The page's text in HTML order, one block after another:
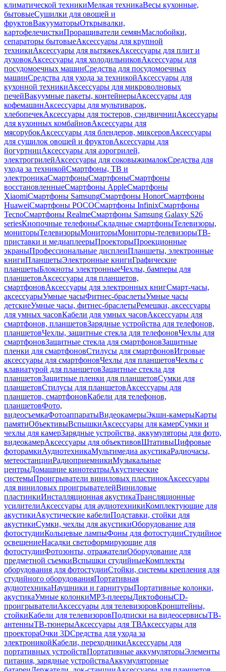
климатической техникиМелкая техникаВесы кухонные,
бытовыеСушилки для овощей и
фруктовВакууматорыОткрывалки,
картофелечисткиПроращиватели семянМаслобойки,
сепараторы бытовыеАксессуары для крупной
техникиАксессуары для вытяжекАксессуары для плит и
духовокАксессуары для холодильниковАксессуары для
посудомоечных машинСредства для посудомоечных
машинСредства для ухода за техникойАксессуары для
кухонной техникиАксессуары для микроволновых
печейВакуумные пакеты, контейнерыАксессуары для
кофемашинАксессуары для мультиварок,
хлебопечекАксессуары для тостеров, сэндвичницАксессуары
для кухонных комбайновАксессуары для
мясорубокАксессуары для блендеров, миксеровАксессуары
для сушилок овощей и фруктовАксессуары для
йогуртницАксессуары для аэрогрилей,
электрогрилейАксессуары для соковыжималокСредства для
ухода за техникойСмартфоны, ТВ и
электроникаСмартфоныСмартфоныСмартфоны
восстановленныеСмартфоны AppleСмартфоны
XiaomiСмартфоны SamsungСмартфоны HonorСмартфоны
HuaweiСмартфоны POCOСмартфоны InfinixСмартфоны
TecnoСмартфоны RealmeСмартфоны Samsung Galaxy S26
seriesКнопочные телефоныСкладные смартфоныТелевизоры,
мониторыТелевизорыМониторыМониторы-телевизорыТВ-
приставки и медиаплеерыПроекторыПроекционные
экраныПрофессиональные дисплеиПланшеты, электронные
книгиПланшетыЭлектронные книгиГрафические
планшетыБлокноты электронныеЧехлы, бамперы для
планшетовАксессуары для планшетов,
смартфоновАксессуары для электронных книгСмарт-часы,
аксессуарыУмные часыФитнес-браслетыУмные часы
детскиеУмные часы, фитнес-браслетыРемешки, аксессуары
для умных часовКабели для умных часовАксессуары для
смартфонов, планшетовЗарядные устройства для телефонов,
планшетовЧехлы, защитные стекла для телефоновЧехлы для
смартфоновЗащитные стекла для смартфоновЗащитные
пленки для смартфоновСтилусы для смартфоновИгровые
аксессуары для смартфоновЧехлы для планшетовЧехлы с
клавиатурой для планшетовЗащитные стекла для
планшетовЗащитные пленки для планшетовСумки для
планшетовСтилусы для планшетовАксессуары для
планшетов, смартфоновКабели для телефонов,
планшетовФото,
видеосъемкаФотоаппаратыВидеокамерыЭкшн-камерыКарты
памятиОбъективыВспышкиАксессуары для камерСумки и
чехлы для камерЗарядные устройства, аккумуляторы для фото,
видеокамерАксессуары для объективовШтативыЦифровые
фоторамкиАудиотехникаМультимедиа акустикаРадиочасы,
метеостанцииРадиоприемникиМузыкальные
центрыДомашние кинотеатрыАкустические
системыПроигрыватели виниловых пластинокАксессуары
для виниловых проигрывателейВиниловые
пластинкиИнсталляционная акустикаТрансляционные
усилителиАксессуары для аудиотехникиКомплектующие для
акустикиАкустические кабелиПодставки, стойки для
акустикиСумки, чехлы для акустикиОборудование для
фотостудииКольцевые лампыФоны для фотостудииСтудийное
освещениеНасадки светоформирующие для
фотостудииФотозонты, отражателиОборудование для
предметной съемкиВспышки студийныеКомплекты
оборудования для фотостудииСтойки, системы крепления для
студийного оборудованияПортативная
аудиотехникаНаушники и гарнитурыПортативные колонки,
акустикаУмные колонкиMP3-плеерыДиктофоныCD-
проигрывателиАксессуары для телевизоровКронштейны,
стойкиКабели для телевизоровПодписки на видеосервисыТВ-
антенныТВ-тюнерыАксессуары для ТВАксессуары для
проектораОчки 3DСредства для ухода за
электроникойКабели, переходникиАксессуары для
портативных устройствПортативные аккумуляторыЭлементы
питания, зарядные устройстваАккумуляторные